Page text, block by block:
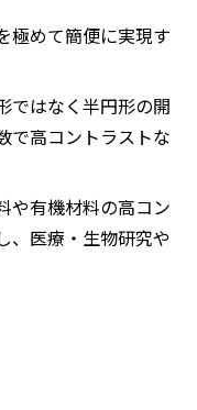
極めて簡便に実現す
ではなく半円形の開
で高コントラストな
や有機材料の高コン
、医療・生物研究や